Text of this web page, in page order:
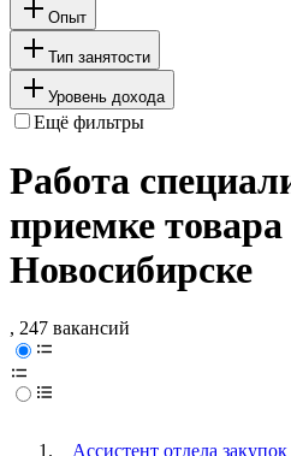
Опыт
Тип занятости
Уровень дохода
Ещё фильтры
Работа
приемке товара
Новосибирске
, 247 вакансий
Ассистент отдела